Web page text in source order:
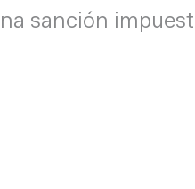
sanción